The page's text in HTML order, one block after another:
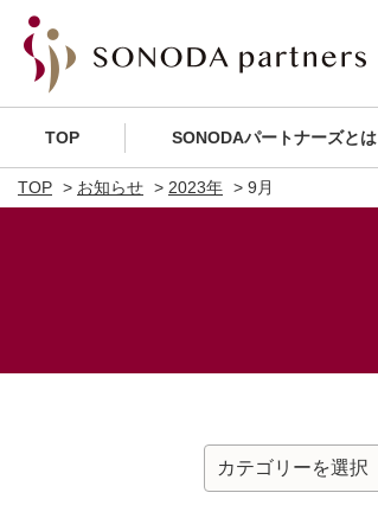
TOP SONODAパートナーズとは
TOP お知らせ 2023年 9月